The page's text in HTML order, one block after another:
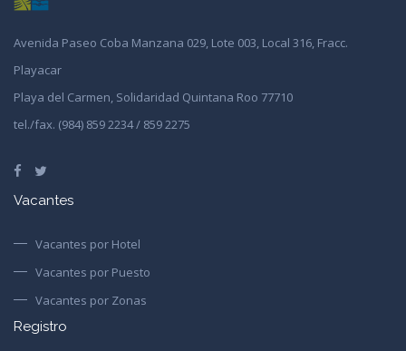
Avenida Paseo Coba Manzana 029, Lote 003, Local 316, Fracc.
Playacar
Playa del Carmen, Solidaridad Quintana Roo 77710
tel./fax. (984) 859 2234 / 859 2275
Vacantes
Vacantes por Hotel
Vacantes por Puesto
Vacantes por Zonas
Registro